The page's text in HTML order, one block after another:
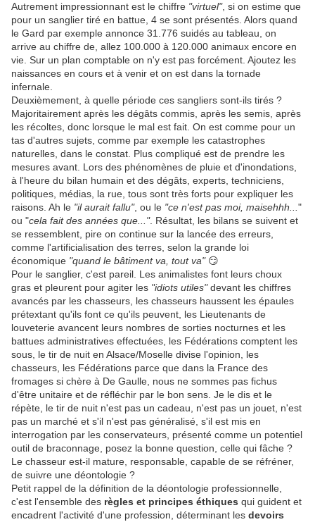
Autrement impressionnant est le chiffre "virtuel", si on estime que
pour un sanglier tiré en battue, 4 se sont présentés. Alors quand
le Gard par exemple annonce 31.776 suidés au tableau, on
arrive au chiffre de, allez 100.000 à 120.000 animaux encore en
vie. Sur un plan comptable on n'y est pas forcément. Ajoutez les
naissances en cours et à venir et on est dans la tornade
infernale.
Deuxièmement, à quelle période ces sangliers sont-ils tirés ?
Majoritairement après les dégâts commis, après les semis, après
les récoltes, donc lorsque le mal est fait. On est comme pour un
tas d'autres sujets, comme par exemple les catastrophes
naturelles, dans le constat. Plus compliqué est de prendre les
mesures avant. Lors des phénomènes de pluie et d'inondations,
à l'heure du bilan humain et des dégâts, experts, techniciens,
politiques, médias, la rue, tous sont très forts pour expliquer les
raisons. Ah le "il aurait fallu", ou le "ce n'est pas moi, maisehhh... "
ou "cela fait des années que...". Résultat, les bilans se suivent et
se ressemblent, pire on continue sur la lancée des erreurs,
comme l'artificialisation des terres, selon la grande loi
économique "quand le bâtiment va, tout va" 😏
Pour le sanglier, c'est pareil. Les animalistes font leurs choux
gras et pleurent pour agiter les "idiots utiles"devant les chiffres
avancés par les chasseurs, les chasseurs haussent les épaules
prétextant qu'ils font ce qu'ils peuvent, les Lieutenants de
louveterie avancent leurs nombres de sorties nocturnes et les
battues administratives effectuées, les Fédérations comptent les
sous, le tir de nuit en Alsace/Moselle divise l'opinion, les
chasseurs, les Fédérations parce que dans la France des
fromages si chère à De Gaulle, nous ne sommes pas fichus
d'être unitaire et de réfléchir par le bon sens. Je le dis et le
répète, le tir de nuit n'est pas un cadeau, n'est pas un jouet, n'est
pas un marché et s'il n'est pas généralisé, s'il est mis en
interrogation par les conservateurs, présenté comme un potentiel
outil de braconnage, posez la bonne question, celle qui fâche ?
Le chasseur est-il mature, responsable, capable de se réfréner,
de suivre une déontologie ?
Petit rappel de la définition de la déontologie professionnelle,
c'est l'ensemble des règles et principes éthiques qui guident et
encadrent l'activité d'une profession, déterminant les devoirs